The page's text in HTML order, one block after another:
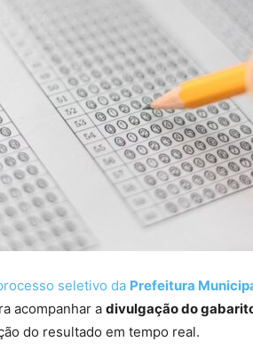
seletivo da Prefeitura
acompanhar a divulgação do
do resultado em tempo real.